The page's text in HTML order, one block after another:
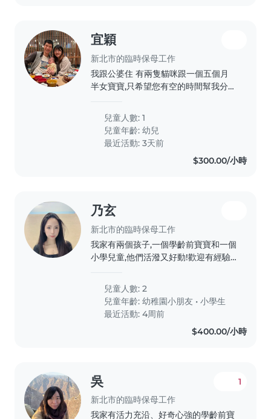
宜穎
新北市的臨時保母工作
我跟公婆住 有兩隻貓咪跟一個五個月
半女寶寶,只希望您有空的時間幫我分擔
白天公婆會顧。
兒童人數: 1
兒童年齡:幼兒
最近活動: 3天前
$300.00/小時
乃玄
新北市的臨時保母工作
我家有兩個孩子,一個學齡前寶寶和一個
小學兒童,他們活潑又好動!歡迎有經驗
間。需要陪伴休息即可
兒童人數: 2
兒童年齡:幼稚園小朋友 •小學生
最近活動: 4周前
$400.00/小時
吳
新北市的臨時保母工作
1
我家有活力充沿、好奇心強的學齡前寶